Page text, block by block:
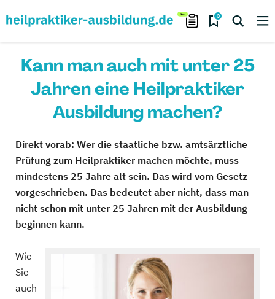
0
Kann man auch mit unter 25
Jahren eine Heilpraktiker
Ausbildung machen?
Direkt vorab: Wer die staatliche bzw. amtsärztliche
Prüfung zum Heilpraktiker machen möchte, muss
mindestens 25 Jahre alt sein. Das wird vom Gesetz
vorgeschrieben. Das bedeutet aber nicht, dass man
nicht schon mit unter 25 Jahren mit der Ausbildung
beginnen kann.
Wie
Sie
auch